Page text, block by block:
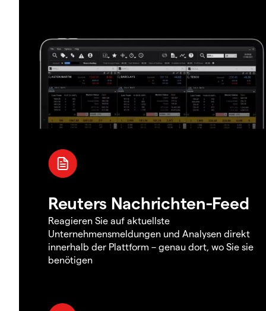
Reuters Nachrichten-Feed
Reagieren Sie auf aktuellste
Unternehmensmeldungen und Analysen direkt
innerhalb der Plattform – genau dort, wo Sie sie
benötigen